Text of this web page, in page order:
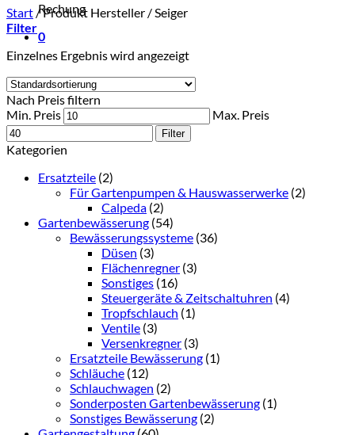
Rechung
0
Start /Produkt Hersteller /Seiger
Filter
Einzelnes Ergebnis wird angezeigt
Nach Preis filtern
Min. Preis
Max. Preis
Filter
Kategorien
Ersatzteile (2)
Für Gartenpumpen & Hauswasserwerke (2)
Calpeda (2)
Gartenbewässerung (54)
Bewässerungssysteme (36)
Düsen (3)
Flächenregner (3)
Sonstiges (16)
Steuergeräte & Zeitschaltuhren (4)
Tropfschlauch (1)
Ventile (3)
Versenkregner (3)
Ersatzteile Bewässerung (1)
Schläuche (12)
Schlauchwagen (2)
Sonderposten Gartenbewässerung (1)
Sonstiges Bewässerung (2)